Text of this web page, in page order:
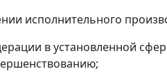
исполнительного
в установленной